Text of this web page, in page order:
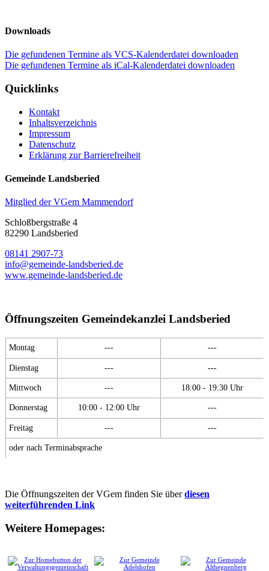
Downloads
Die gefundenen Termine als VCS-Kalenderdatei downloaden
Die gefundenen Termine als iCal-Kalenderdatei downloaden
Quicklinks
Kontakt
Inhaltsverzeichnis
Impressum
Datenschutz
Erklärung zur Barrierefreiheit
Gemeinde Landsberied
Mitglied der VGem Mammendorf
Schloßbergstraße 4
82290 Landsberied
08141 2907-73
info@gemeinde-landsberied.de
www.gemeinde-landsberied.de
Öffnungszeiten Gemeindekanzlei Landsberied
Montag --- ---
Dienstag --- ---
Mittwoch --- 18:00 - 19:30 Uhr
Donnerstag 10:00 - 12:00 Uhr ---
Freitag --- ---
oder nach Terminabsprache
Die Öffnungszeiten der VGem finden Sie überdiesen
weiterführenden Link
Weitere Homepages: